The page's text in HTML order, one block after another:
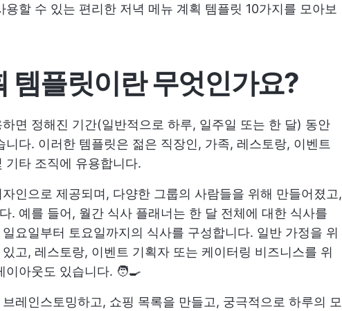
할 수 있는 편리한 저녁 메뉴 계획 템플릿 10가지를 모아보
템플릿이란 무엇인가요?
면 정해진 기간(일반적으로 하루, 일주일 또는 한 달) 동안
다. 이러한 템플릿은 젊은 직장인, 가족, 레스토랑, 이벤트
기타 조직에 유용합니다.
인으로 제공되며, 다양한 그룹의 사람들을 위해 만들어졌고,
. 예를 들어, 월간 식사 플래너는 한 달 전체에 대한 식사를
요일부터 토요일까지의 식사를 구성합니다. 일반 가정을 위
고, 레스토랑, 이벤트 기획자 또는 케이터링 비즈니스를 위
이아웃도 있습니다. 🧑‍🍳
레인스토밍하고, 쇼핑 목록을 만들고, 궁극적으로 하루의 모